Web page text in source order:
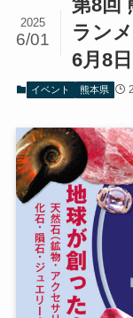
第8回
ラン
6月8
2025
6/01
イベント 熊本県